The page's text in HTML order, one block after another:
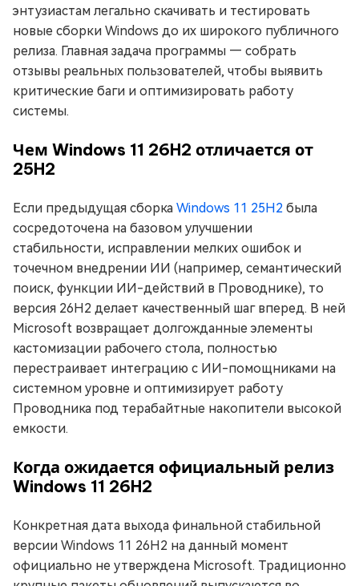
энтузиастам легально скачивать и тестировать
новые сборки Windows до их широкого публичного
релиза. Главная задача программы — собрать
отзывы реальных пользователей, чтобы выявить
критические баги и оптимизировать работу
системы.
Чем Windows 11 26H2 отличается от
25H2
Если предыдущая сборка Windows 11 25H2 была
сосредоточена на базовом улучшении
стабильности, исправлении мелких ошибок и
точечном внедрении ИИ (например, семантический
поиск, функции ИИ-действий в Проводнике), то
версия 26H2 делает качественный шаг вперед. В ней
Microsoft возвращает долгожданные элементы
кастомизации рабочего стола, полностью
перестраивает интеграцию с ИИ-помощниками на
системном уровне и оптимизирует работу
Проводника под терабайтные накопители высокой
емкости.
Когда ожидается официальный релиз
Windows 11 26H2
Конкретная дата выхода финальной стабильной
версии Windows 11 26H2 на данный момент
официально не утверждена Microsoft. Традиционно